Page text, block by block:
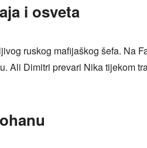
i osveta
ruskog mafijaškog šefa. Na
Ali Dimitri prevari Nika tijekom